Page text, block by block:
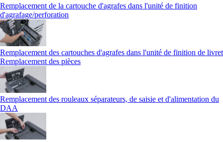
Remplacement de la cartouche d'agrafes dans l'unité de finition
d'agrafage/perforation
Remplacement des cartouches d'agrafes dans l'unité de finition de livret
Remplacement des pièces
Remplacement des rouleaux séparateurs, de saisie et d'alimentation du
DAA